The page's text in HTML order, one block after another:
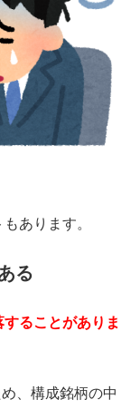
あります。
る
ることがありま
、構成銘柄の中